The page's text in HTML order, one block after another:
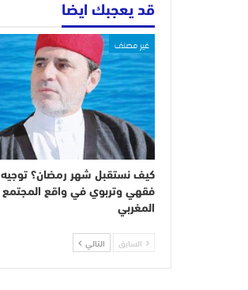
قد يعجبك ايضا
غير مصنف
كيف نستقبل شهر رمضان؟ توجيه
فقهي وتربوي في واقع المجتمع
المغربي
السابق التالي